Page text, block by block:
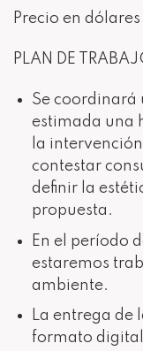
Precio en
PLAN DE
Se coordinará
estimada una
la
contestar
definir la
propuesta.
En el período
estaremos
ambiente.
La entrega de
formato